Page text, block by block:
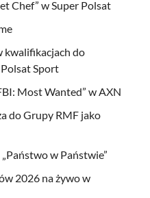
Chef” w Super Polsat
kwalifikacjach do
Sport
Most Wanted” w AXN
do Grupy RMF jako
w Państwie”
2026 na żywo w